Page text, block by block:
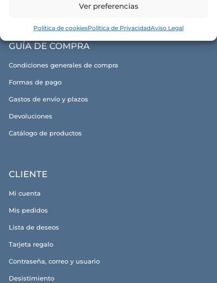
Ver preferencias
Política de cookiesPolítica de PrivacidadAviso Legal
Aviso legal y términos de uso
GUÍA DE COMPRA
Condiciones generales de compra
Formas de pago
Gastos de envío y plazos
Devoluciones
Catálogo de productos
CLIENTE
Mi cuenta
Mis pedidos
Lista de deseos
Tarjeta regalo
Contraseña, correo y usuario
Desistimiento